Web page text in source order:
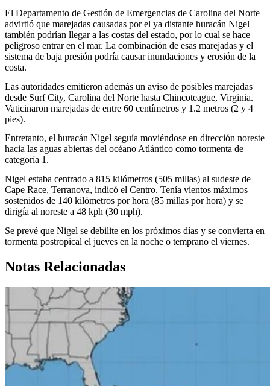
El Departamento de Gestión de Emergencias de Carolina del Norte
advirtió que marejadas causadas por el ya distante huracán Nigel
también podrían llegar a las costas del estado, por lo cual se hace
peligroso entrar en el mar. La combinación de esas marejadas y el
sistema de baja presión podría causar inundaciones y erosión de la
costa.
Las autoridades emitieron además un aviso de posibles marejadas
desde Surf City, Carolina del Norte hasta Chincoteague, Virginia.
Vaticinaron marejadas de entre 60 centímetros y 1.2 metros (2 y 4
pies).
Entretanto, el huracán Nigel seguía moviéndose en dirección noreste
hacia las aguas abiertas del océano Atlántico como tormenta de
categoría 1.
Nigel estaba centrado a 815 kilómetros (505 millas) al sudeste de
Cape Race, Terranova, indicó el Centro. Tenía vientos máximos
sostenidos de 140 kilómetros por hora (85 millas por hora) y se
dirigía al noreste a 48 kph (30 mph).
Se prevé que Nigel se debilite en los próximos días y se convierta en
tormenta postropical el jueves en la noche o temprano el viernes.
Notas Relacionadas